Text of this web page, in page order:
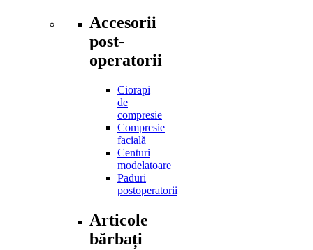
Accesorii
post-
operatorii
Ciorapi
de
compresie
Compresie
facială
Centuri
modelatoare
Paduri
postoperatorii
Articole
bărbați